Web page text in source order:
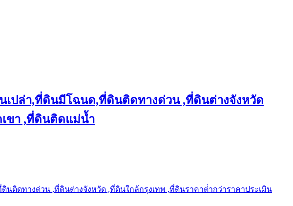
เปล่า,ที่ดินมีโฉนด,ที่ดินติดทางด่วน ,ที่ดินต่างจังหวัด
ขา ,ที่ดินติดแม่น้ำ
ติดทางด่วน ,ที่ดินต่างจังหวัด ,ที่ดินใกล้กรุงเทพ ,ที่ดินราคาต่ํากว่าราคาประเมิน